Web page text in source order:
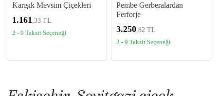
Karışık Mevsim Çiçekleri
1.161 ,33 TL
2 - 9 Taksit Seçeneği
Pembe Gerberalardan
Ferforje
3.250 ,82 TL
2 - 9 Taksit Seçeneği